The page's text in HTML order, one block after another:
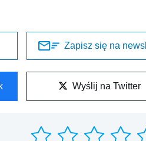
Zapisz się na
Wyślij na Twitter